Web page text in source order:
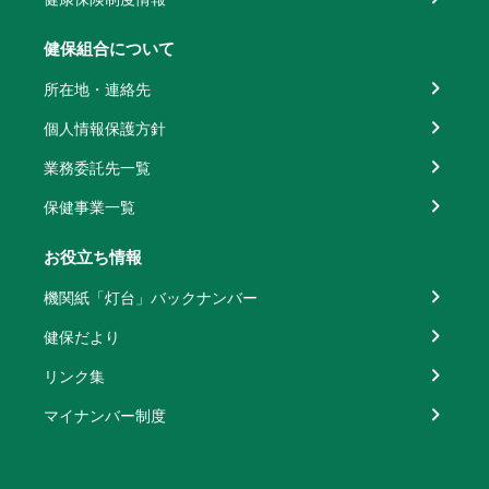
健保組合について
所在地・連絡先
個人情報保護方針
業務委託先一覧
保健事業一覧
お役立ち情報
機関紙「灯台」バックナンバー
健保だより
リンク集
マイナンバー制度